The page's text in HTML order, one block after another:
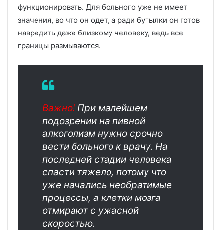
функционировать. Для больного уже не имеет
значения, во что он одет, а ради бутылки он готов
навредить даже близкому человеку, ведь все
границы размываются.
Важно! При малейшем
подозрении на пивной
алкоголизм нужно срочно
вести больного к врачу. На
последней стадии человека
спасти тяжело, потому что
уже начались необратимые
процессы, а клетки мозга
отмирают с ужасной
скоростью.